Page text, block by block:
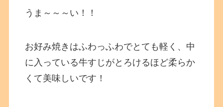
うま～～～い！！
お好み焼きはふわっふわでとても軽く、中
に入っている牛すじがとろけるほど柔らか
くて美味しいです！